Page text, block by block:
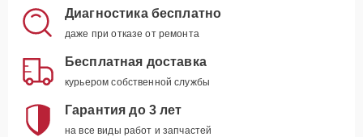
Диагностика бесплатно
даже при отказе от ремонта
Бесплатная доставка
курьером собственной службы
Гарантия до 3 лет
на все виды работ и запчастей